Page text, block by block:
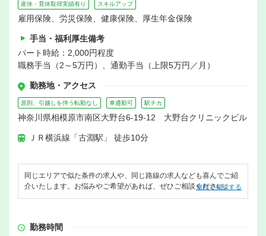
産休・育休取得実績有り スキルアップ
雇用保険、労災保険、健康保険、厚生年金保険
手当・福利厚生備考
パート時給：2,000円程度
職務手当（2～5万円）、通勤手当（上限5万円／月）
勤務地・アクセス
原則、引越しを伴う転勤なし 車通勤可 駅チカ
神奈川県相模原市南区大野台6-19-12 大野台クリニックビル
ＪＲ横浜線「古淵駅」 徒歩10分
同じエリアで似た条件の求人や、同じ路線の求人なども喜んでご紹
介いたします。お悩みやご希望があれば、ぜひご相談ください。
無料で相談する
勤務時間